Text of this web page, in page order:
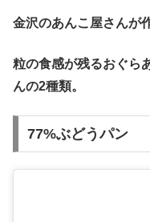
金沢のあんこ屋さんが
粒の食感が残るおぐら
んの2種類。
77%ぶどうパン